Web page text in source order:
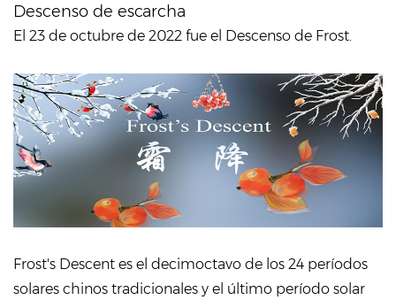
Descenso de escarcha
El 23 de octubre de 2022 fue el Descenso de Frost.
Frost's Descent es el decimoctavo de los 24 períodos
solares chinos tradicionales y el último período solar